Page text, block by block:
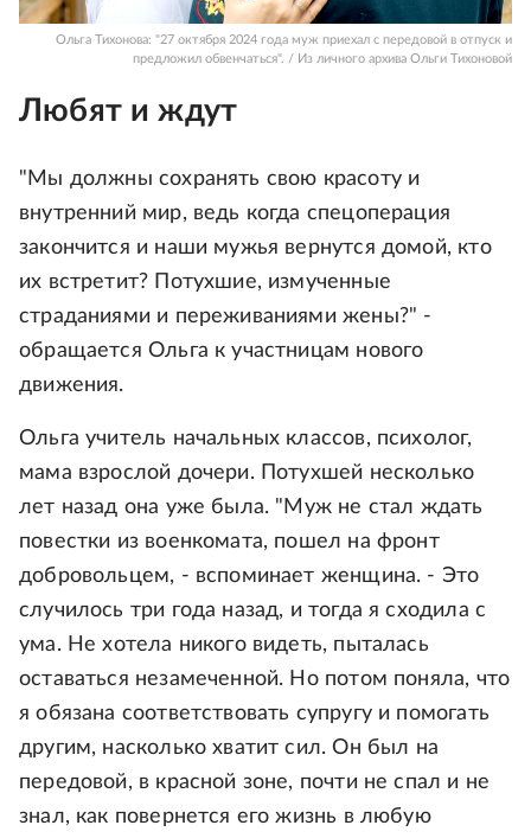
Ольга Тихонова: "27 октября 2024 года муж приехал с передовой в отпуск и
предложил обвенчаться". / Из личного архива Ольги Тихоновой
Любят и ждут
"Мы должны сохранять свою красоту и
внутренний мир, ведь когда спецоперация
закончится и наши мужья вернутся домой, кто
их встретит? Потухшие, измученные
страданиями и переживаниями жены?" -
обращается Ольга к участницам нового
движения.
Ольга учитель начальных классов, психолог,
мама взрослой дочери. Потухшей несколько
лет назад она уже была. "Муж не стал ждать
повестки из военкомата, пошел на фронт
добровольцем, - вспоминает женщина. - Это
случилось три года назад, и тогда я сходила с
ума. Не хотела никого видеть, пыталась
оставаться незамеченной. Но потом поняла, что
я обязана соответствовать супругу и помогать
другим, насколько хватит сил. Он был на
передовой, в красной зоне, почти не спал и не
знал, как повернется его жизнь в любую